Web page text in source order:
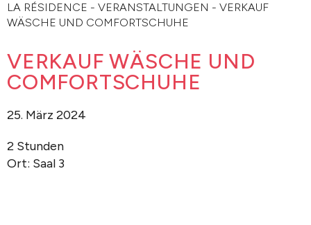
LA RÉSIDENCE - VERANSTALTUNGEN - VERKAUF
WÄSCHE UND COMFORTSCHUHE
VERKAUF WÄSCHE UND
COMFORTSCHUHE
25. März 2024
2 Stunden
Ort: Saal 3